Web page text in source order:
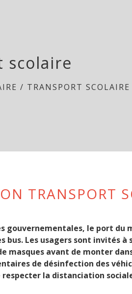
scolaire
/ TRANSPORT SCOLAIRE
TRANSPORT
gouvernementales, le port du
bus. Les usagers sont invités à
masques avant de monter
de désinfection des
respecter la distanciation